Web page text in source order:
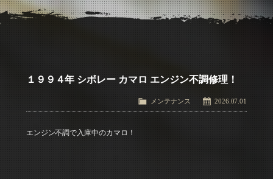
１９９４年 シボレー カマロ エンジン不調修理！
2026.07.01
メンテナンス
エンジン不調で入庫中のカマロ！